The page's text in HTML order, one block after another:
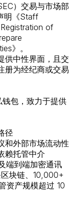
）交易与市场部
明《Staff
of
》。
供中性界面，且交
册为经纪商或交易
包，致力于提供
径
和外部市场流动性
赖托管中介
端到端加密通讯
块链、10,000+
资产规模超过 10